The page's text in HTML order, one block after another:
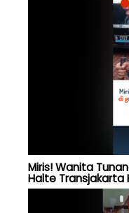
Miris! Wanita
Halte Transjakarta